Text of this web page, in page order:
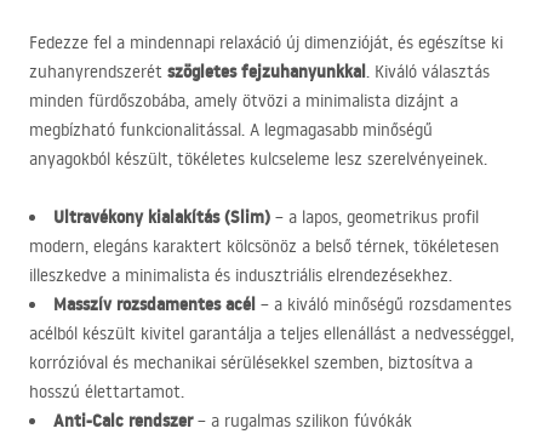
Fedezze fel a mindennapi relaxáció új dimenzióját, és egészítse ki
zuhanyrendszerét szögletes fejzuhanyunkkal. Kiváló választás
minden fürdőszobába, amely ötvözi a minimalista dizájnt a
megbízható funkcionalitással. A legmagasabb minőségű
anyagokból készült, tökéletes kulcseleme lesz szerelvényeinek.
Ultravékony kialakítás (Slim) – a lapos, geometrikus profil
modern, elegáns karaktert kölcsönöz a belső térnek, tökéletesen
illeszkedve a minimalista és indusztriális elrendezésekhez.
Masszív rozsdamentes acél – a kiváló minőségű rozsdamentes
acélból készült kivitel garantálja a teljes ellenállást a nedvességgel,
korrózióval és mechanikai sérülésekkel szemben, biztosítva a
hosszú élettartamot.
Anti-Calc rendszer– a rugalmas szilikon fúvókák